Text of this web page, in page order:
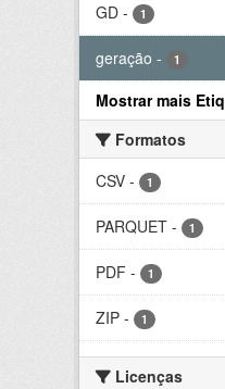
GD - 1
geração - 1
Mostrar mais
Formatos
CSV - 1
PARQUET - 1
PDF - 1
ZIP - 1
Licenças